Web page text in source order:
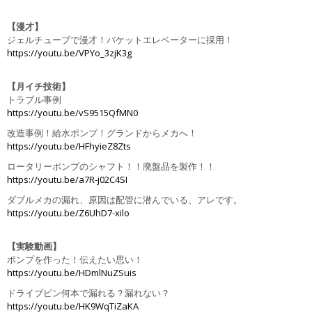
【漫才】
ジェルチューブで漫才！バケットエレベーターに採用！
https://youtu.be/VPYo_3zjK3g
【月イチ技術】
トラブル事例
https://youtu.be/vS9515QfMN0
改造事例！給水ポンプ！グランドからメカへ！
https://youtu.be/HFhyieZ8Zts
ロータリーポンプのシャフト！！廃盤品を製作！！
https://youtu.be/a7R-j02C4SI
ダブルメカの漏れ、原因は配管に潜んでいる、アレです。
https://youtu.be/Z6UhD7-xilo
【実験動画】
ポンプを作った！伝えたい思い！
https://youtu.be/HDmlNuZSuis
ドライブピン何本で漏れる？漏れない？
https://youtu.be/HK9WqTiZaKA